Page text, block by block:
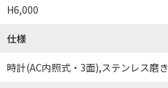
H6,000
仕様
時計(AC内照式・3面),ステンレス磨き